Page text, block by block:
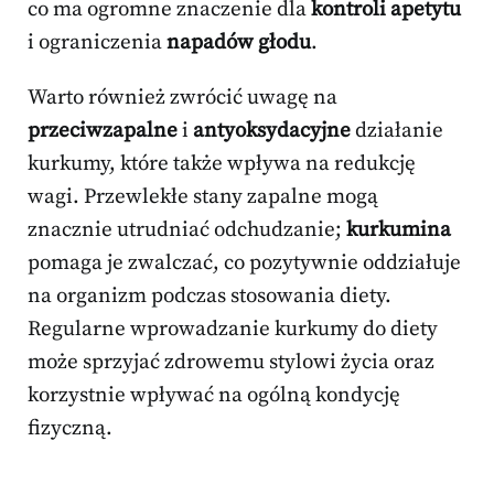
co ma ogromne znaczenie dlakontroli apetytu
i ograniczenianapadów głodu.
Warto również zwrócić uwagę na
przeciwzapalnei antyoksydacyjnedziałanie
kurkumy, które także wpływa na redukcję
wagi. Przewlekłe stany zapalne mogą
znacznie utrudniać odchudzanie; kurkumina
pomaga je zwalczać, co pozytywnie oddziałuje
na organizm podczas stosowania diety.
Regularne wprowadzanie kurkumy do diety
może sprzyjać zdrowemu stylowi życia oraz
korzystnie wpływać na ogólną kondycję
fizyczną.